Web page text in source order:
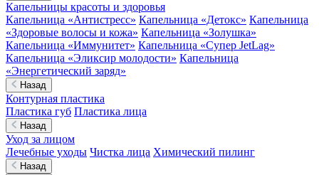
Капельницы красоты и здоровья
Капельница «Антистресс» Капельница «Детокс» Капельница
«Здоровые волосы и кожа» Капельница «Золушка»
Капельница «Иммунитет» Капельница «Супер JetLag»
Капельница «Эликсир молодости» Капельница
«Энергетический заряд»
Назад
Контурная пластика
Пластика губ Пластика лица
Назад
Уход за лицом
Лечебные уходы Чистка лица Химический пилинг
Назад